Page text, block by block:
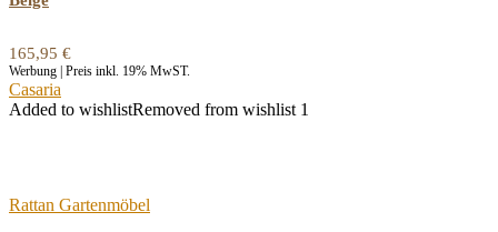
165,95 €
Werbung | Preis inkl. 19% MwST.
Casaria
Added to wishlistRemoved from wishlist 1
Rattan Gartenmöbel